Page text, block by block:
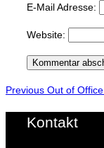
E-Mail Adresse:
Website:
Previous
Previous Out of
Kontakt